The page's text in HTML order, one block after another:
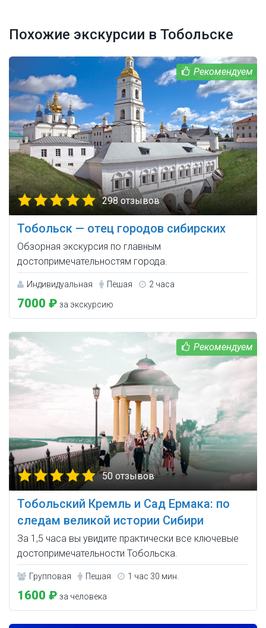
Похожие экскурсии в Тобольске
298 отзывов
Тобольск — отец городов сибирских
Обзорная экскурсия по главным
достопримечательностям города.
Индивидуальная Пешая 2 часа
7000 ₽ за экскурсию
50 отзывов
Тобольский Кремль и Сад Ермака: по
следам великой истории Сибири
За 1,5 часа вы увидите практически все ключевые
достопримечательности Тобольска.
Групповая Пешая 1 час 30 мин.
1600 ₽ за человека